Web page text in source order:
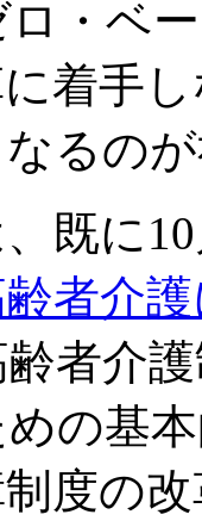
・ベ
着手
るの
既に10
者介
者介
の基
度の